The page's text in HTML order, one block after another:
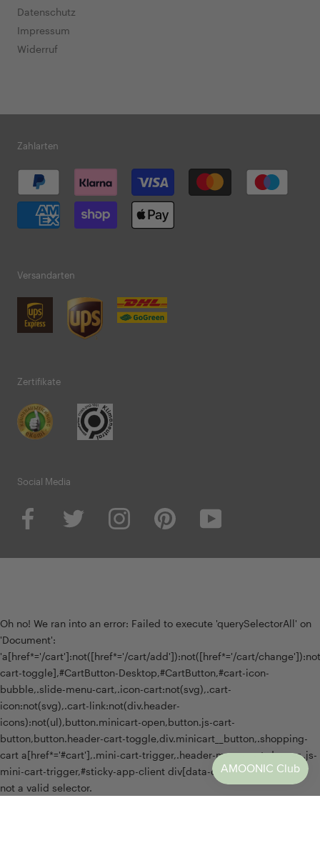
Datenschutz
Impressum
Widerruf
Zahlarten
Versandarten
Zertifikate
Social Media
Oh no! We ran into an error: Failed to execute 'querySelectorAll' on
'Document':
'a[href*='/cart']:not([href*='/cart/add']):not([href*='/cart/
cart-toggle],#CartButton-Desktop,#CartButton,#cart-icon-
bubble,.slide-menu-cart,.icon-cart:not(svg),.cart-
icon:not(svg),.cart-link:not(div.header-
icons):not(ul),button.minicart-open,button.js-cart-
button,button.header-cart-toggle,div.minicart__button,.shopping-
cart a[href*='#cart'],.mini-cart-trigger,.header-menu-cart-drawer,.js-
mini-cart-trigger,#sticky-app-client div[data-cl='sticky-button']' is
not a valid selector.